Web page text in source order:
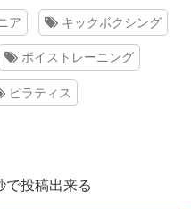
ア キックボクシング
ボイストレーニング
ピラティス
で投稿出来る